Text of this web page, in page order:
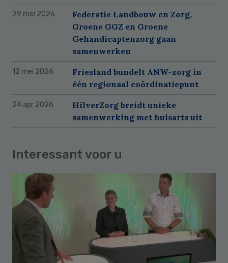
29 mei 2026
Federatie Landbouw en Zorg,
Groene GGZ en Groene
Gehandicaptenzorg gaan
samenwerken
12 mei 2026
Friesland bundelt ANW-zorg in
één regionaal coördinatiepunt
24 apr 2026
HilverZorg breidt unieke
samenwerking met huisarts uit
Interessant voor u